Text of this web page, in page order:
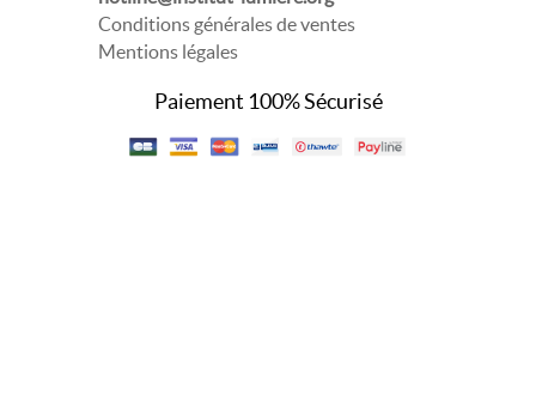
Conditions générales de ventes
Mentions légales
Paiement 100% Sécurisé